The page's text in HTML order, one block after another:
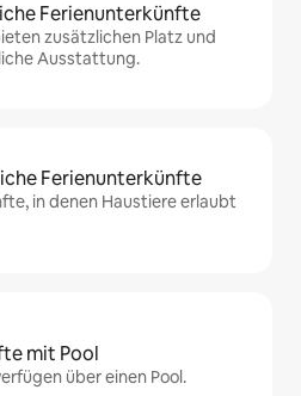
Ferienunterkünfte
zusätzlichen Platz und
Ausstattung.
Ferienunterkünfte
in denen Haustiere erlaubt
mit Pool
über einen Pool.